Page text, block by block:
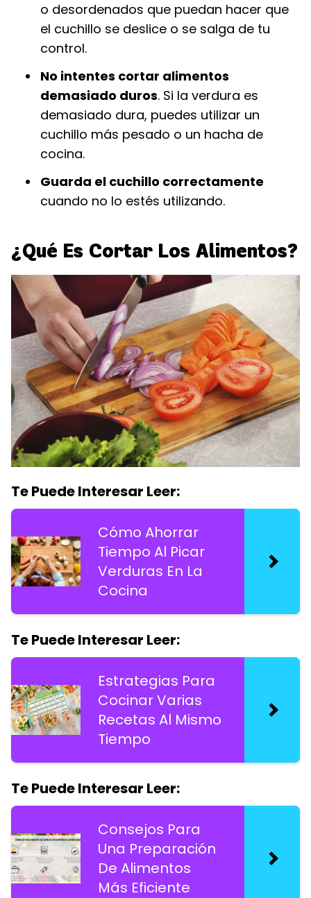
o desordenados que puedan hacer que
el cuchillo se deslice o se salga de tu
control.
No intentes cortar alimentos
demasiado duros. Si la verdura es
demasiado dura, puedes utilizar un
cuchillo más pesado o un hacha de
cocina.
Guarda el cuchillo correctamente
cuando no lo estés utilizando.
¿Qué Es Cortar Los Alimentos?
Te Puede Interesar Leer:
Cómo Ahorrar
Tiempo Al Picar
Verduras En La
Cocina
Te Puede Interesar Leer:
Estrategias Para
Cocinar Varias
Recetas Al Mismo
Tiempo
Te Puede Interesar Leer:
Consejos Para
Una Preparación
De Alimentos
Más Eficiente